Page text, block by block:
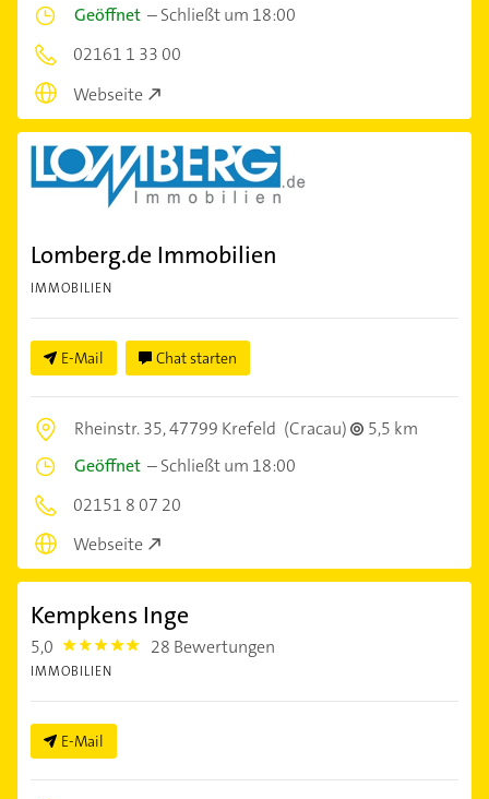
Geöffnet –Schließt um 18:00
02161 1 33 00
Webseite
Lomberg.de Immobilien
IMMOBILIEN
E-Mail Chat starten
Rheinstr. 35,47799 Krefeld (Cracau)
5,5 km
Geöffnet –Schließt um 18:00
02151 8 07 20
Webseite
Kempkens Inge
5,0 5.0 28 Bewertungen
IMMOBILIEN
E-Mail